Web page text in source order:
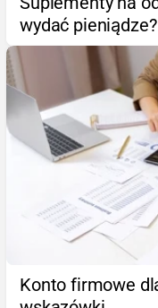
wydać pieniądze?
Konto firmowe